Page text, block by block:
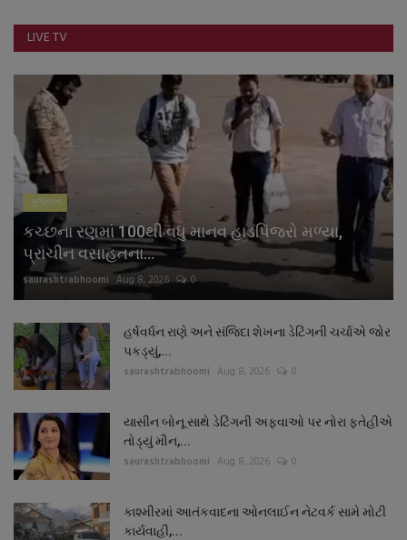
નાણાંકીય સમાચાર
સ્થાનિક સમાચાર
સ્પોર્ટ્સ
રાશિફળ
ગુનાખોરી
બોલિવૂડ
સ્વાસ્થ્ય
LIVE TV
ગુજરાત
કચ્છના રણમાં 100થી વધુ માનવ હાડપિંજરો મળ્યા,
પ્રાચીન વસાહતના...
saurashtrabhoomi Aug 8, 2026 0
હર્ષવર્ધન રાણે અને સંજિદા શેખના ડેટિંગની ચર્ચાએ જોર
પકડ્યું,...
saurashtrabhoomi Aug 8, 2026 0
યાસીન બોનૂ સાથે ડેટિંગની અફવાઓ પર નોરા ફતેહીએ
તોડ્યું મૌન,...
saurashtrabhoomi Aug 8, 2026 0
કાશ્મીરમાં આતંકવાદના ઓનલાઈન નેટવર્ક સામે મોટી
કાર્યવાહી,...